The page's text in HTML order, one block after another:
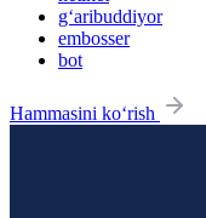
g‘aribuddiyor
embosser
bot
Hammasini ko‘rish